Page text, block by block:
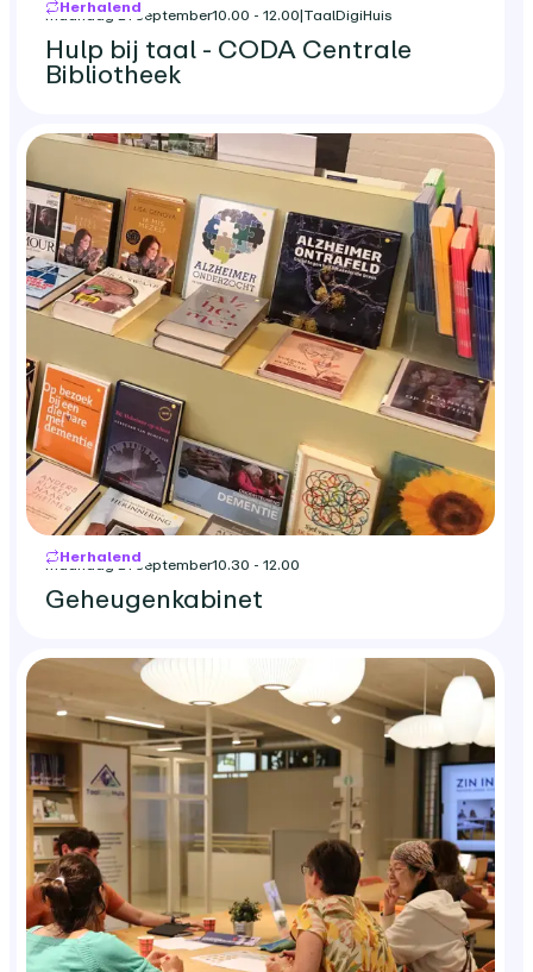
Herhalend
maandag 21 september10.00 - 12.00|TaalDigiHuis
Hulp bij taal - CODA Centrale
Bibliotheek
Herhalend
maandag 21 september10.30 - 12.00
Geheugenkabinet